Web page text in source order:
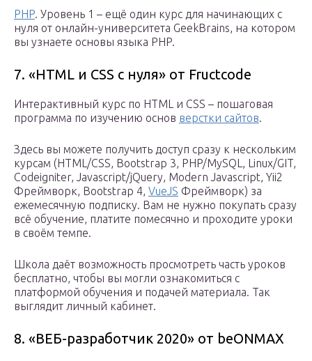
PHP. Уровень 1 – ещё один курс для начинающих с
нуля от онлайн-университета GeekBrains, на котором
вы узнаете основы языка PHP.
7. «HTML и CSS с нуля» от Fructcode
Интерактивный курс по HTML и CSS – пошаговая
программа по изучению основ верстки сайтов.
Здесь вы можете получить доступ сразу к нескольким
курсам (HTML/CSS, Bootstrap 3, PHP/MySQL, Linux/GIT,
Codeigniter, Javascript/jQuery, Modern Javascript, Yii2
Фреймворк, Bootstrap 4, VueJS Фреймворк) за
ежемесячную подписку. Вам не нужно покупать сразу
всё обучение, платите помесячно и проходите уроки
в своём темпе.
Школа даёт возможность просмотреть часть уроков
бесплатно, чтобы вы могли ознакомиться с
платформой обучения и подачей материала. Так
выглядит личный кабинет.
8. «ВЕБ-разработчик 2020» от beONMAX